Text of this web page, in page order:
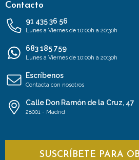
Contacto
91 435 36 56
Lunes a Viernes de 10:00h a 20:30h
683 185 759
Lunes a Viernes de 10:00h a 20:30h
Escríbenos
Contacta con nosotros
Calle Don Ramón de la Cruz, 47
28001 - Madrid
SUSCRÍBETE PARA